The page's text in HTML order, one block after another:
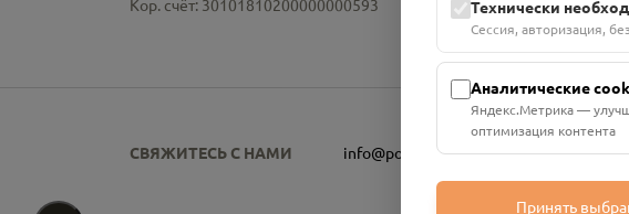
СВЯЖИТЕСЬ С НАМИ info@pomnim.online
Технически
Сессия, авторизация,
Аналитические
Яндекс.Метрика —
оптимизация контента
Принять